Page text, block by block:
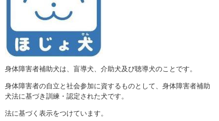
身体障害者補助犬は、盲導犬、介助犬及び聴導犬のことです。
身体障害者の自立と社会参加に資するものとして、身体障害者補助
犬法に基づき訓練・認定された犬です。
法に基づく表示をつけています。